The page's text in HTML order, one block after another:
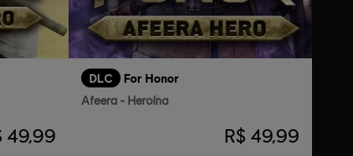
49,99
DLC For Honor
Afeera - Heroína
R$ 49,99